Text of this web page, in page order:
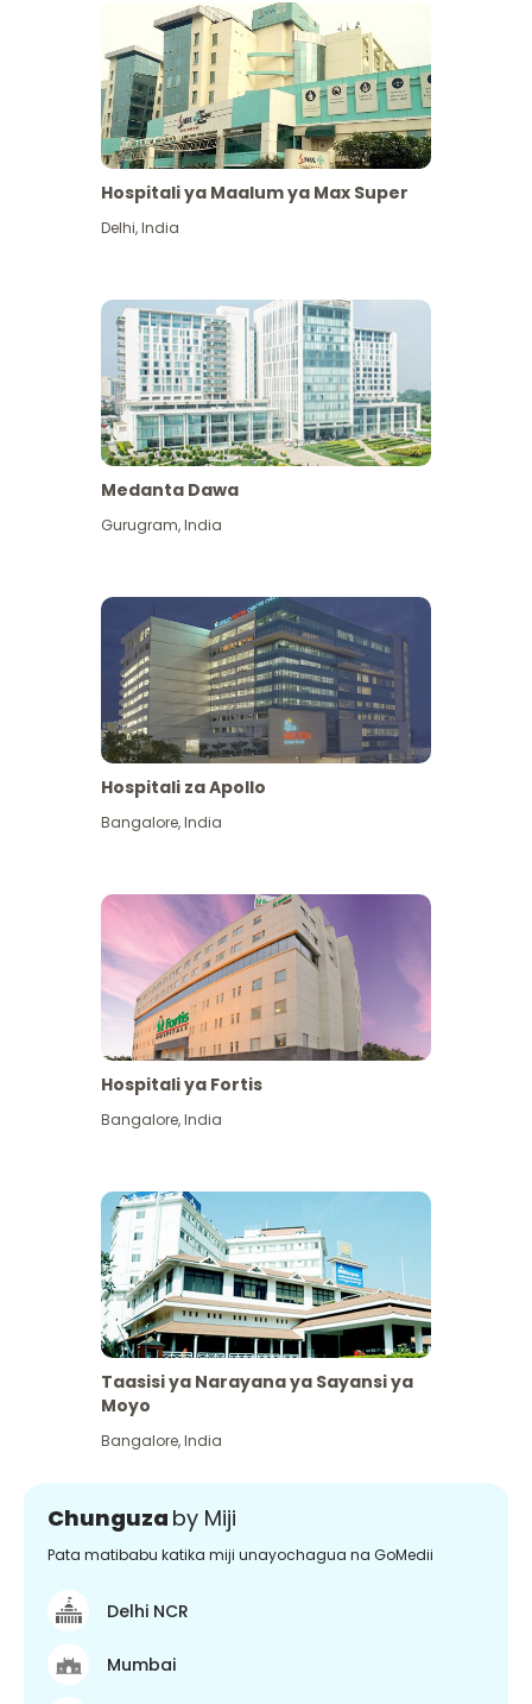
Hospitali ya Maalum ya Max Super
Delhi,India
Medanta Dawa
Gurugram,India
Hospitali za Apollo
Bangalore,India
Hospitali ya Fortis
Bangalore,India
Taasisi ya Narayana ya Sayansi ya
Moyo
Bangalore,India
Chunguza by Miji
Pata matibabu katika miji unayochagua na GoMedii
Delhi NCR
Mumbai